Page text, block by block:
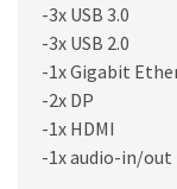
-3x USB 3.0
-3x USB 2.0
-1x Gigabit
-2x DP
-1x HDMI
-1x audio-in/out